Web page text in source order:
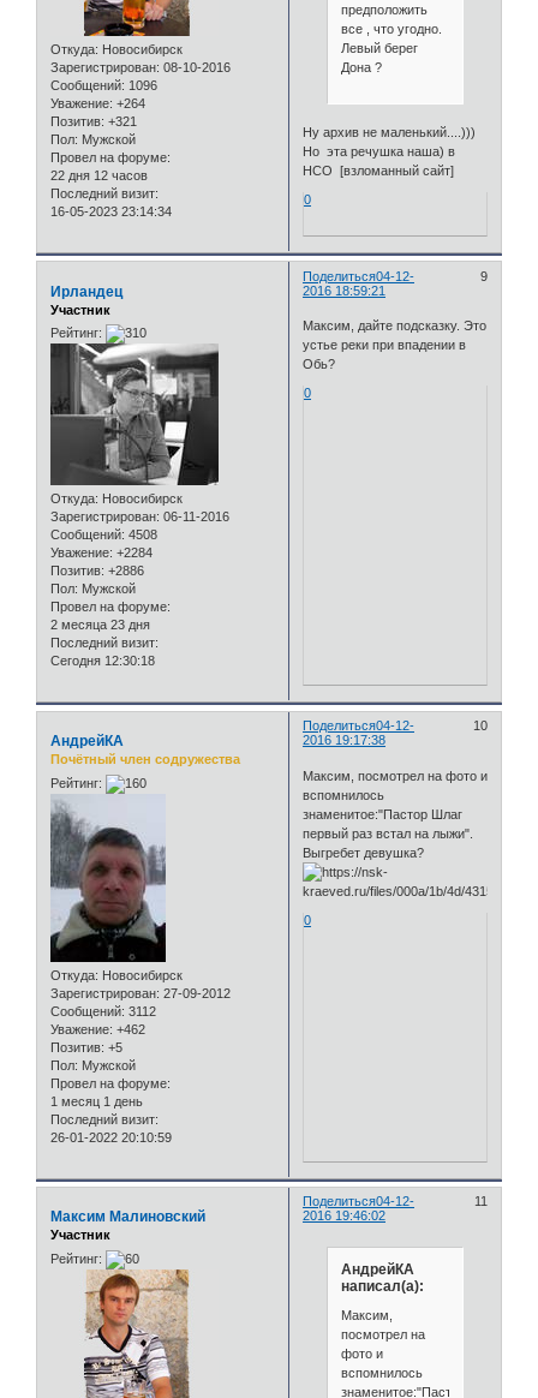
Откуда: Новосибирск
Зарегистрирован: 08-10-2016
Сообщений: 1096
Уважение: +264
Позитив: +321
Пол: Мужской
Провел на форуме:
22 дня 12 часов
Последний визит:
16-05-2023 23:14:34
предположить
все , что угодно.
Левый берег
Дона ?
Ну архив не маленький....)))
Но эта речушка наша) в
НСО [взломанный сайт]
0
Поделиться 9
04-12-
2016 18:59:21
Ирландец
Участник
Рейтинг:
Откуда: Новосибирск
Зарегистрирован: 06-11-2016
Сообщений: 4508
Уважение: +2284
Позитив: +2886
Пол: Мужской
Провел на форуме:
2 месяца 23 дня
Последний визит:
Сегодня 12:30:18
Максим, дайте подсказку. Это
устье реки при впадении в
Обь?
0
Поделиться 10
04-12-
2016 19:17:38
АндрейКА
Почётный член содружества
Рейтинг:
Откуда: Новосибирск
Зарегистрирован: 27-09-2012
Сообщений: 3112
Уважение: +462
Позитив: +5
Пол: Мужской
Провел на форуме:
1 месяц 1 день
Последний визит:
26-01-2022 20:10:59
Максим, посмотрел на фото и
вспомнилось
знаменитое:"Пастор Шлаг
первый раз встал на лыжи".
Выгребет девушка?
0
Поделиться 11
04-12-
2016 19:46:02
Максим Малиновский
Участник
Рейтинг:
АндрейКА
написал(а):
Максим,
посмотрел на
фото и
вспомнилось
знаменитое:"Пастор